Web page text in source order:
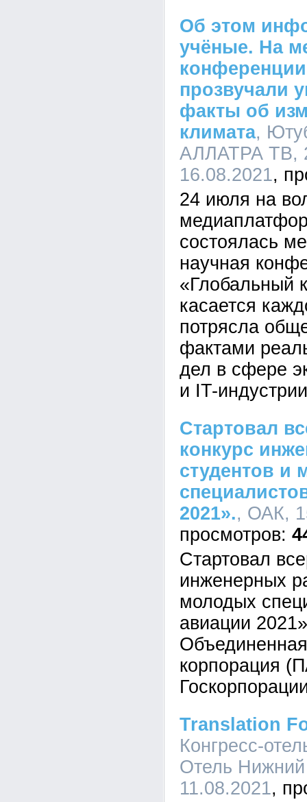
Об этом
учёные. На
прозвучали
факты об
климата,
АЛЛАТРА ТВ,
16.08.2021
24 июля на
состоялась
научная
«Глобальный
касается
потрясла
фактами
дел в сфере
и IT-индустрии
Стартовал
конкурс
студентов и
2021»., ОАК,
Стартовал
инженерных
молодых
авиации
корпорация
Translation
Конгресс-
Отель
11.08.2021